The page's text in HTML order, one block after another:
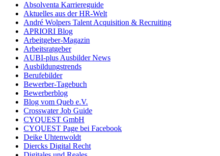
Absolventa Karriereguide
Aktuelles aus der HR-Welt
André Wolpers Talent Acquisition & Recruiting
APRIORI Blog
Arbeitgeber-Magazin
Arbeitsratgeber
AUBI-plus Ausbilder News
Ausbildungstrends
Berufebilder
Bewerber-Tagebuch
Bewerberblog
Blog vom Queb e.V.
Crosswater Job Guide
CYQUEST GmbH
CYQUEST Page bei Facebook
Deike Uhtenwoldt
Diercks Digital Recht